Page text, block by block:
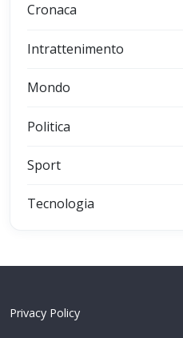
Cronaca
Intrattenimento
Mondo
Politica
Sport
Tecnologia
Privacy Policy